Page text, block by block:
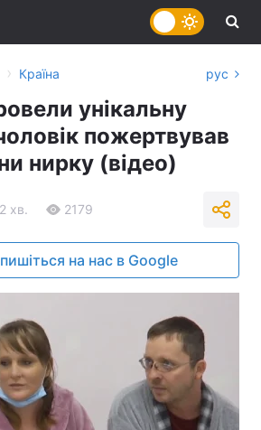
› Країна рус
унікальну
пожертвував
нирку (відео)
2 хв. 2179
на нас в Google